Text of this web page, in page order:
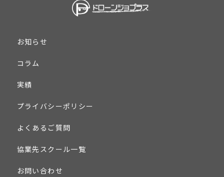
お知らせ
コラム
実績
プライバシーポリシー
よくあるご質問
協業先スクール一覧
お問い合わせ